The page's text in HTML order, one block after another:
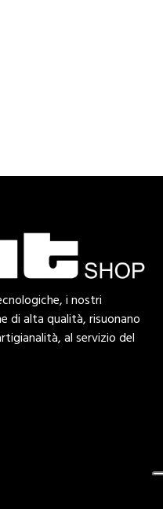
i nostri
di alta qualità, risuonano
al servizio del